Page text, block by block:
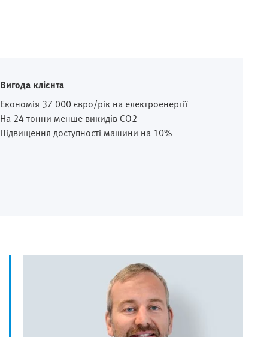
Вигода клієнта
Економія 37 000 євро/рік на електроенергії
На 24 тонни менше викидів CO2
Підвищення доступності машини на 10%